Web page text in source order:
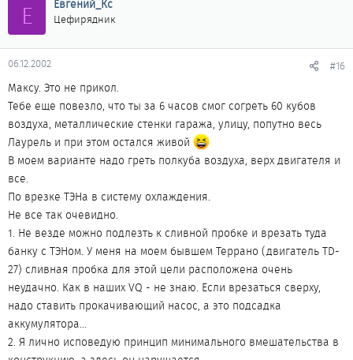
Е Евгений_Кс
Цефирядник
06.12.2002 #16
Максу. Это не прикол.
Тебе еще повезло, что ты за 6 часов смог согреть 60 кубов
воздуха, металлические стенки гаража, улицу, попутно весь
Лаурель и при этом остался живой
В моем варианте надо греть полкуба воздуха, верх двигателя и
все.
По врезке ТЭНа в систему охлаждения.
Не все так очевидно.
1. Не везде можно подлезть к сливной пробке и врезать туда
банку с ТЭНом. У меня на моем бывшем Террано (двигатель ТD-
27) сливная пробка для этой цели расположена очень
неудачно. Как в наших VQ - не знаю. Если врезаться сверху,
надо ставить прокачивающий насос, а это подсадка
аккумулятора...
2. Я лично исповедую принцип минимального вмешательства в